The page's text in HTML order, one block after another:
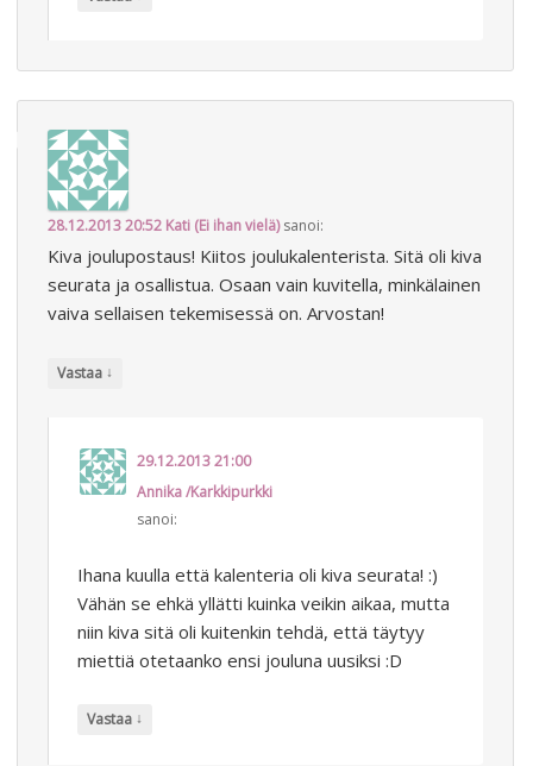
28.12.2013 20:52 Kati (Ei ihan vielä) sanoi:
Kiva joulupostaus! Kiitos joulukalenterista. Sitä oli kiva
seurata ja osallistua. Osaan vain kuvitella, minkälainen
vaiva sellaisen tekemisessä on. Arvostan!
Vastaa ↓
29.12.2013 21:00
Annika /Karkkipurkki
sanoi:
Ihana kuulla että kalenteria oli kiva seurata! :)
Vähän se ehkä yllätti kuinka veikin aikaa, mutta
niin kiva sitä oli kuitenkin tehdä, että täytyy
miettiä otetaanko ensi jouluna uusiksi :D
Vastaa ↓